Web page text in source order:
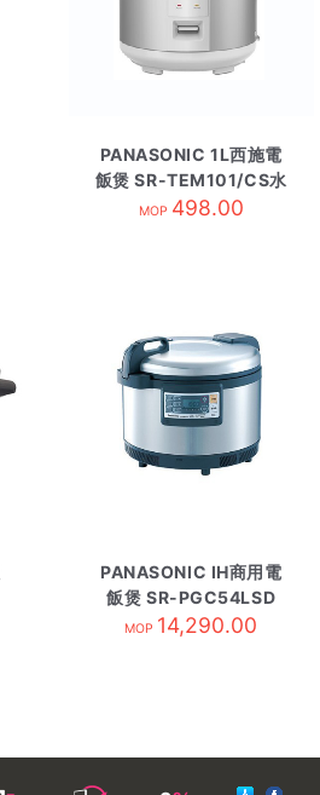
PANASONIC 1L西施電
飯煲 SR-TEM101/CS水
晶銀
MOP 498.00
PANASONIC IH商用電
飯煲 SR-PGC54LSD
MOP 14,290.00